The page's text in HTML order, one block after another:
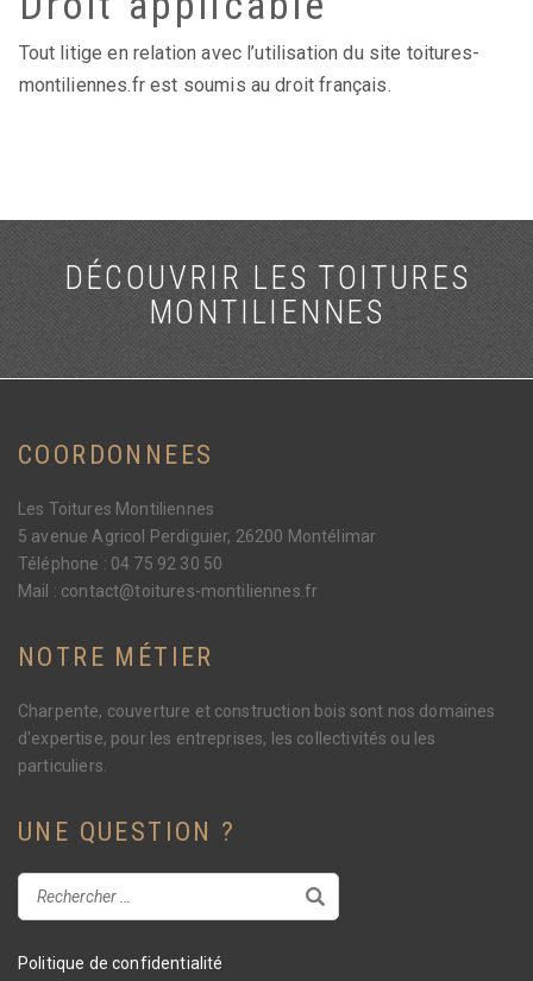
Tout litige en relation avec l’utilisation du site toitures-
montiliennes.fr est soumis au droit français.
DÉCOUVRIR LES TOITURES
MONTILIENNES
COORDONNEES
Les Toitures Montiliennes
5 avenue Agricol Perdiguier, 26200 Montélimar
Téléphone : 04 75 92 30 50
Mail : contact@toitures-montiliennes.fr
NOTRE MÉTIER
Charpente, couverture et construction bois sont nos domaines
d'expertise, pour les entreprises, les collectivités ou les
particuliers.
UNE QUESTION ?
Politique de confidentialité